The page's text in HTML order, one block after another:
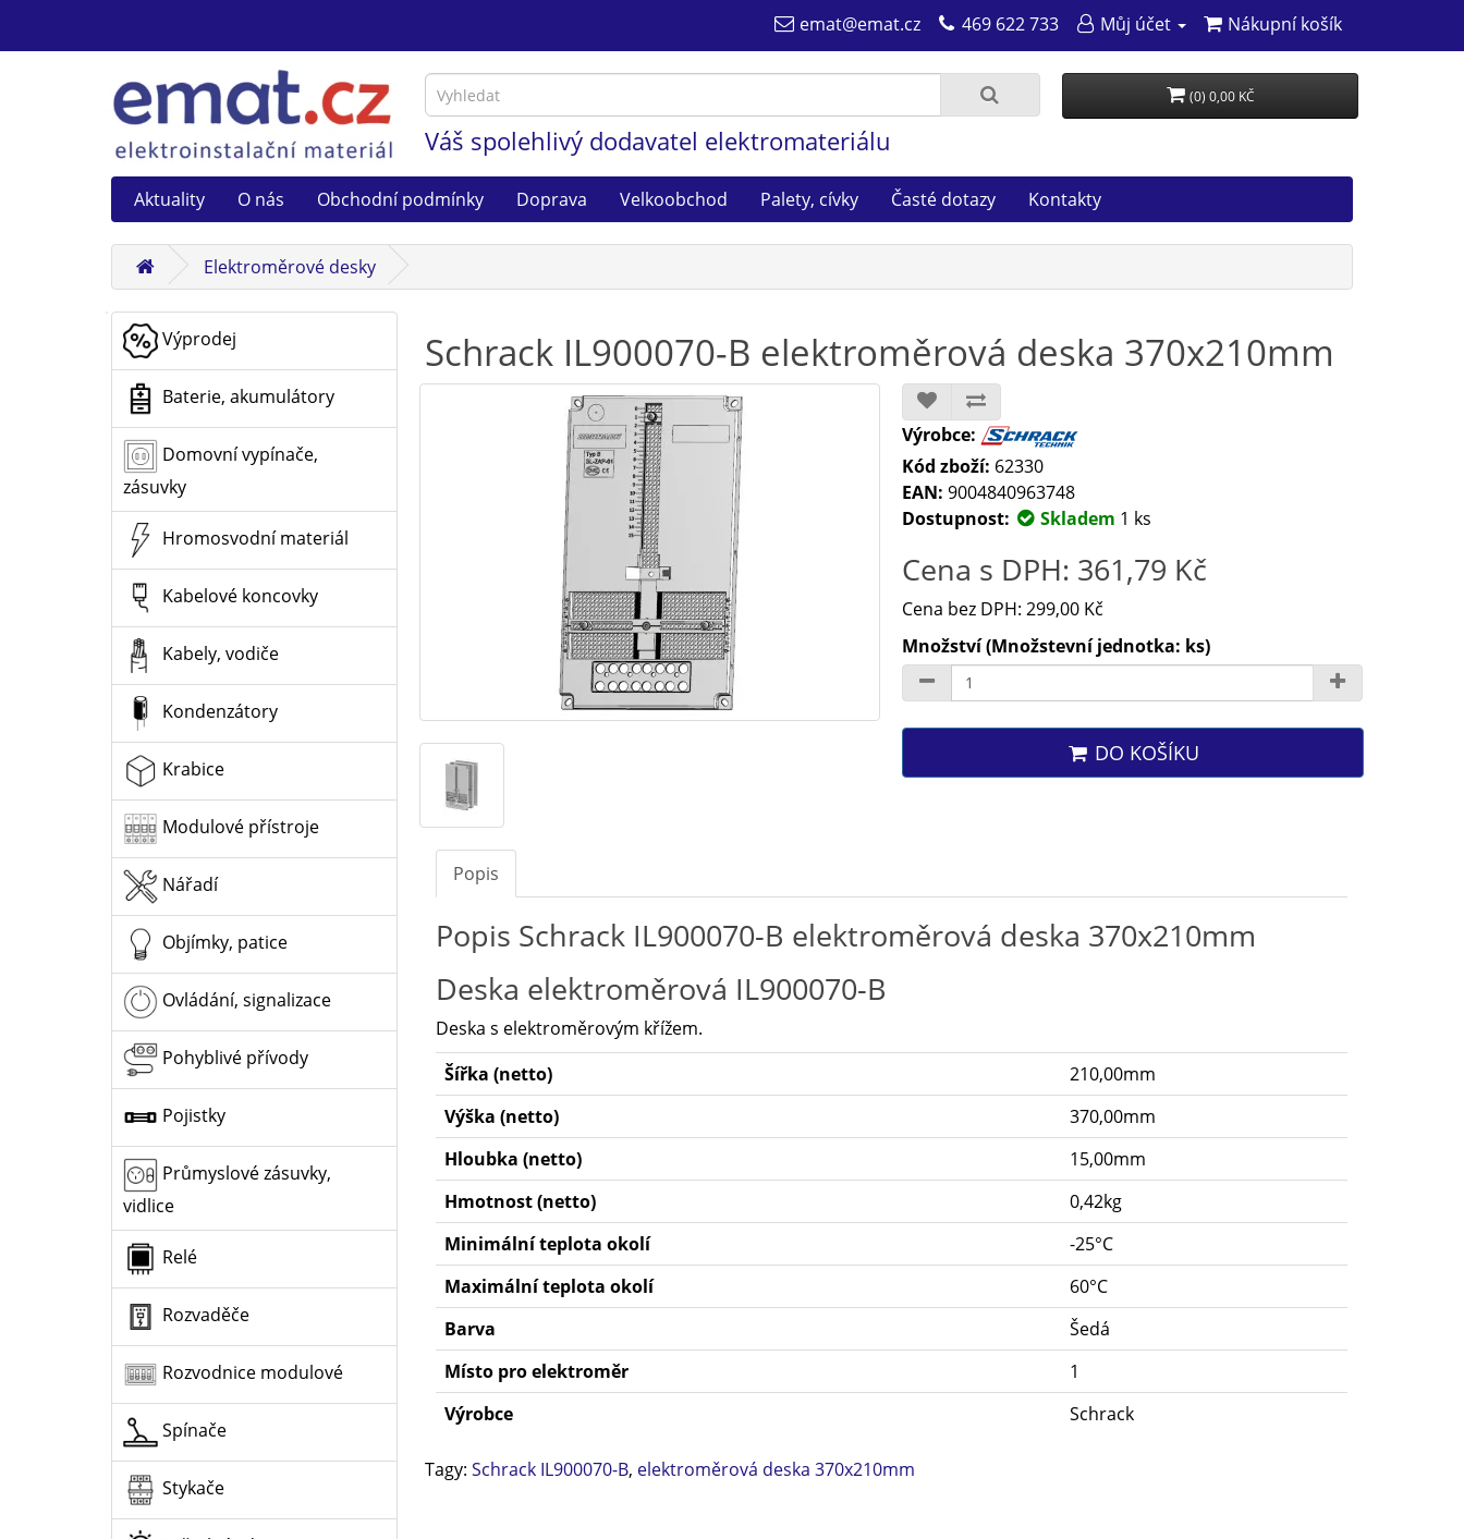
emat@emat.cz 469 622 733 Můj účet Nákupní košík
Váš spolehlivý dodavatel elektromateriálu
(0) 0,00 KČ
Aktuality O nás Obchodní podmínky Doprava Velkoobchod Palety, cívky Časté dotazy Kontakty
Elektroměrové desky
Výprodej
Baterie, akumulátory
Domovní vypínače,
zásuvky
Hromosvodní materiál
Kabelové koncovky
Kabely, vodiče
Kondenzátory
Krabice
Modulové přístroje
Nářadí
Objímky, patice
Ovládání, signalizace
Pohyblivé přívody
Pojistky
Průmyslové zásuvky,
vidlice
Relé
Rozvaděče
Rozvodnice modulové
Spínače
Stykače
Schrack IL900070-B elektroměrová deska 370x210mm
Výrobce:
Kód zboží: 62330
EAN: 9004840963748
Dostupnost:
Skladem 1 ks
Cena s DPH: 361,79 Kč
Cena bez DPH: 299,00 Kč
Množství (Množstevní jednotka: ks)
DO KOŠÍKU
Popis
Popis Schrack IL900070-B elektroměrová deska 370x210mm
Deska elektroměrová IL900070-B
Deska s elektroměrovým křížem.
Šířka (netto)
210,00mm
Výška (netto)
370,00mm
Hloubka (netto)
15,00mm
Hmotnost (netto)
0,42kg
Minimální teplota okolí
-25°C
Maximální teplota okolí
60°C
Barva
Šedá
Místo pro elektroměr
1
Výrobce
Schrack
Tagy: Schrack IL900070-B, elektroměrová deska 370x210mm